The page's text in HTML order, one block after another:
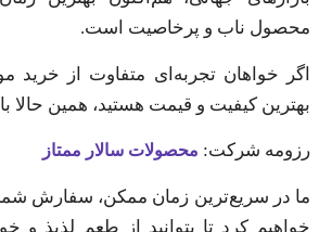
محصول ناب و پرخاصیت است.
اگر خواهان تجربه‌ای متفاوت از خرید
بهترین کیفیت و قیمت هستید، همین حالا
رزومه شرکت: محصولات سالار ممتاز
ما در سریع‌ترین زمان ممکن، سفارش شما
خواهیم کرد تا بتوانید از طعم لذیذ و